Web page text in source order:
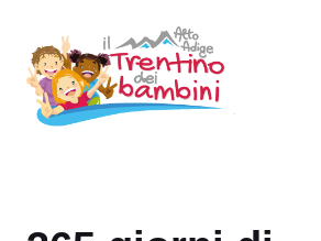
contenuto